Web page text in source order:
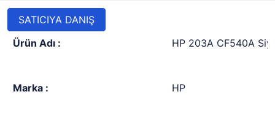
SATICIYA DANIŞ
Ürün Adı :
HP 203A CF540A
Marka : HP